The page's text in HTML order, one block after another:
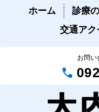
ホーム 診療
交通アク
お問い
call